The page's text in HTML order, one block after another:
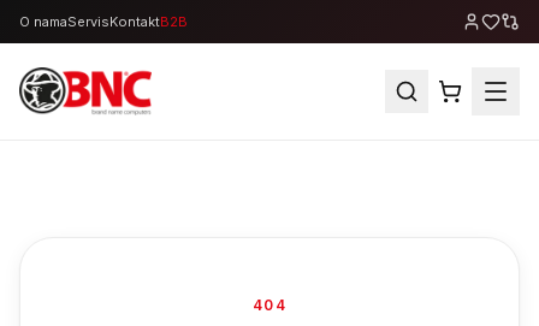
O namaServisKontaktB2B
404